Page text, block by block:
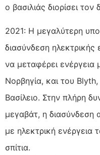
ο βασιλιάς διορίσει τον
2021: Η μεγαλύτερη
διασύνδεση ηλεκτρικής
να μεταφέρει
Νορβηγία, και του
Βασίλειο. Στην πλήρη
μεγαβάτ, η διασύνδεση
με ηλεκτρική ενέργεια
σπίτια.